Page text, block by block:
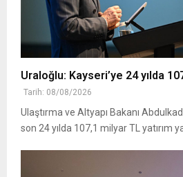
Uraloğlu: Kayseri’ye 24 yılda
Tarih: 08/08/2026
Ulaştırma ve Altyapı Bakanı
son 24 yılda 107,1 milyar TL yatırım